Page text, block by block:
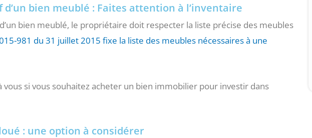
bien meublé : Faites attention à l’inventaire
bien meublé, le propriétaire doit respecter la liste précise des meubles
981 du 31 juillet 2015 fixe la liste des meubles nécessaires à une
vous si vous souhaitez acheter un bien immobilier pour investir dans
: une option à considérer